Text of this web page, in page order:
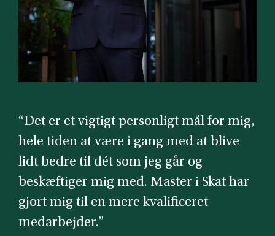
“Det er et vigtigt personligt mål for mig,
hele tiden at være i gang med at blive
lidt bedre til dét som jeg går og
beskæftiger mig med. Master i Skat har
gjort mig til en mere kvalificeret
medarbejder.”